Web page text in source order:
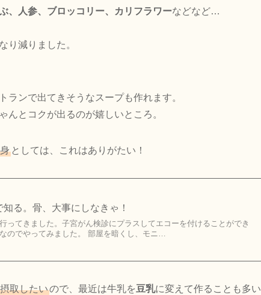
、人参、ブロッコリー、カリフラワーなどなど…
り減りました。
ランで出てきそうなスープも作れます。
んとコクが出るのが嬉しいところ。
としては、これはありがたい！
る。骨、大事にしなきゃ！
ってきました。子宮がん検診にプラスしてエコーを付けることができ
のでやってみました。 部屋を暗くし、モニ…
取したいので、最近は牛乳を豆乳に変えて作ることも多い